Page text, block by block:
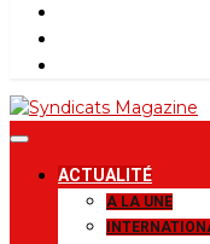
Le magazine de la FGTB
ACTUALITÉ
A LA UNE